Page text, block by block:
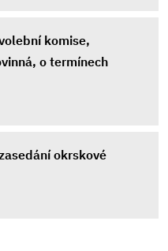
komise,
o termínech
okrskové